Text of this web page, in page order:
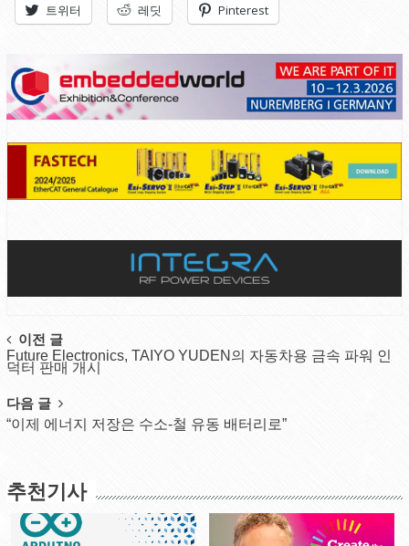
트위터 레딧 Pinterest
Post
navigation
이전 글
Future Electronics, TAIYO YUDEN의 자동차용 금속 파워 인
덕터 판매 개시
다음 글
“이제 에너지 저장은 수소-철 유동 배터리로”
추천기사